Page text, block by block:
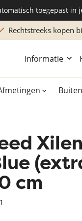
toegepast in
Informatie
cm